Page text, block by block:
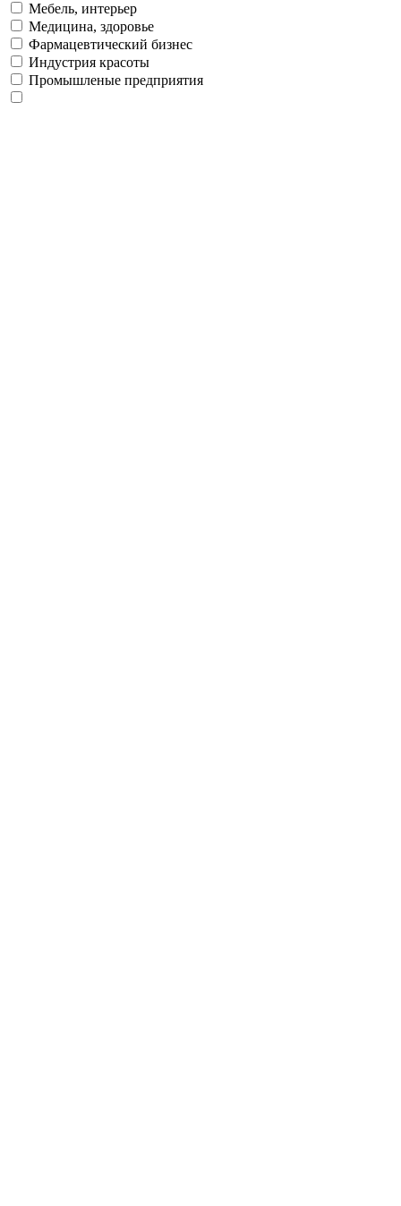
Мебель, интерьер
Медицина, здоровье
Фармацевтический бизнес
Индустрия красоты
Промышленые предприятия